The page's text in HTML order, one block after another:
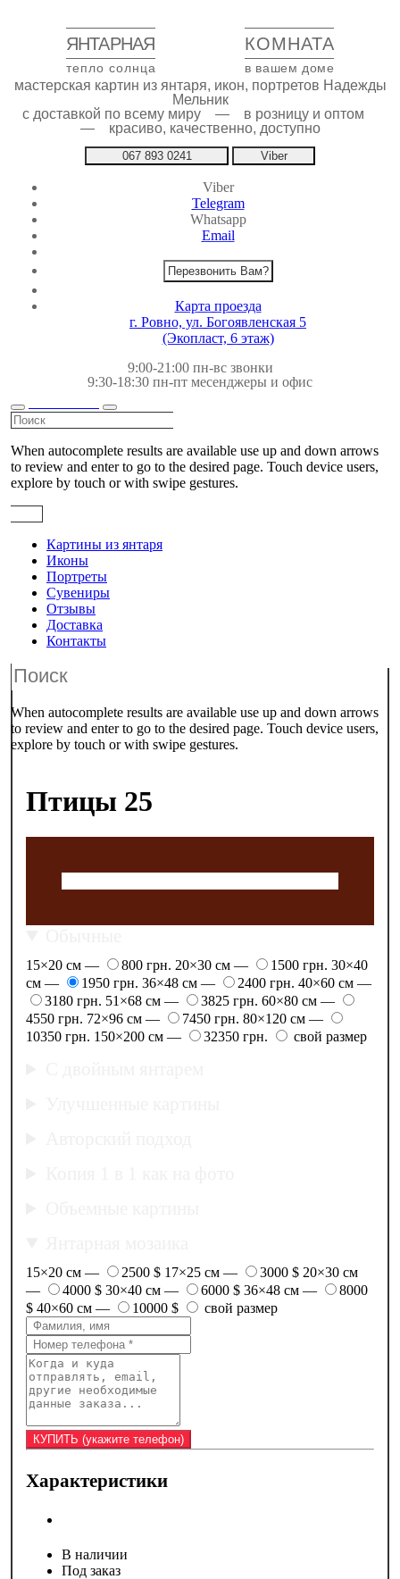
ЯНТАРНАЯ КОМНАТА
тепло солнца в вашем доме
мастерская картин из янтаря, икон, портретов Надежды
Мельник
с доставкой по всему миру — в розницу и оптом
— красиво, качественно, доступно
067 893 0241 Viber
Viber
Telegram
Whatsapp
Email
Перезвонить Вам?
Карта проезда
г. Ровно, ул. Богоявленская 5
(Экопласт, 6 этаж)
9:00-21:00 пн-вс звонки
9:30-18:30 пн-пт месенджеры и офис
When autocomplete results are available use up and down arrows
to review and enter to go to the desired page. Touch device users,
explore by touch or with swipe gestures.
Картины из янтаря
Иконы
Портреты
Сувениры
Отзывы
Доставка
Контакты
When autocomplete results are available use up and down arrows
to review and enter to go to the desired page. Touch device users,
explore by touch or with swipe gestures.
Птицы 25
15×20 см — 800 грн. 20×30 см — 1500 грн. 30×40
см —
1950 грн. 36×48 см — 2400 грн. 40×60 см —
3180 грн. 51×68 см — 3825 грн. 60×80 см —
4550 грн. 72×96 см — 7450 грн. 80×120 см —
10350 грн. 150×200 см — 32350 грн. свой размер
15×20 см — 2500 $ 17×25 см — 3000 $ 20×30 см
—
4000 $ 30×40 см — 6000 $ 36×48 см —
8000
$ 40×60 см — 10000 $ свой размер
Характеристики
В наличии
Под заказ